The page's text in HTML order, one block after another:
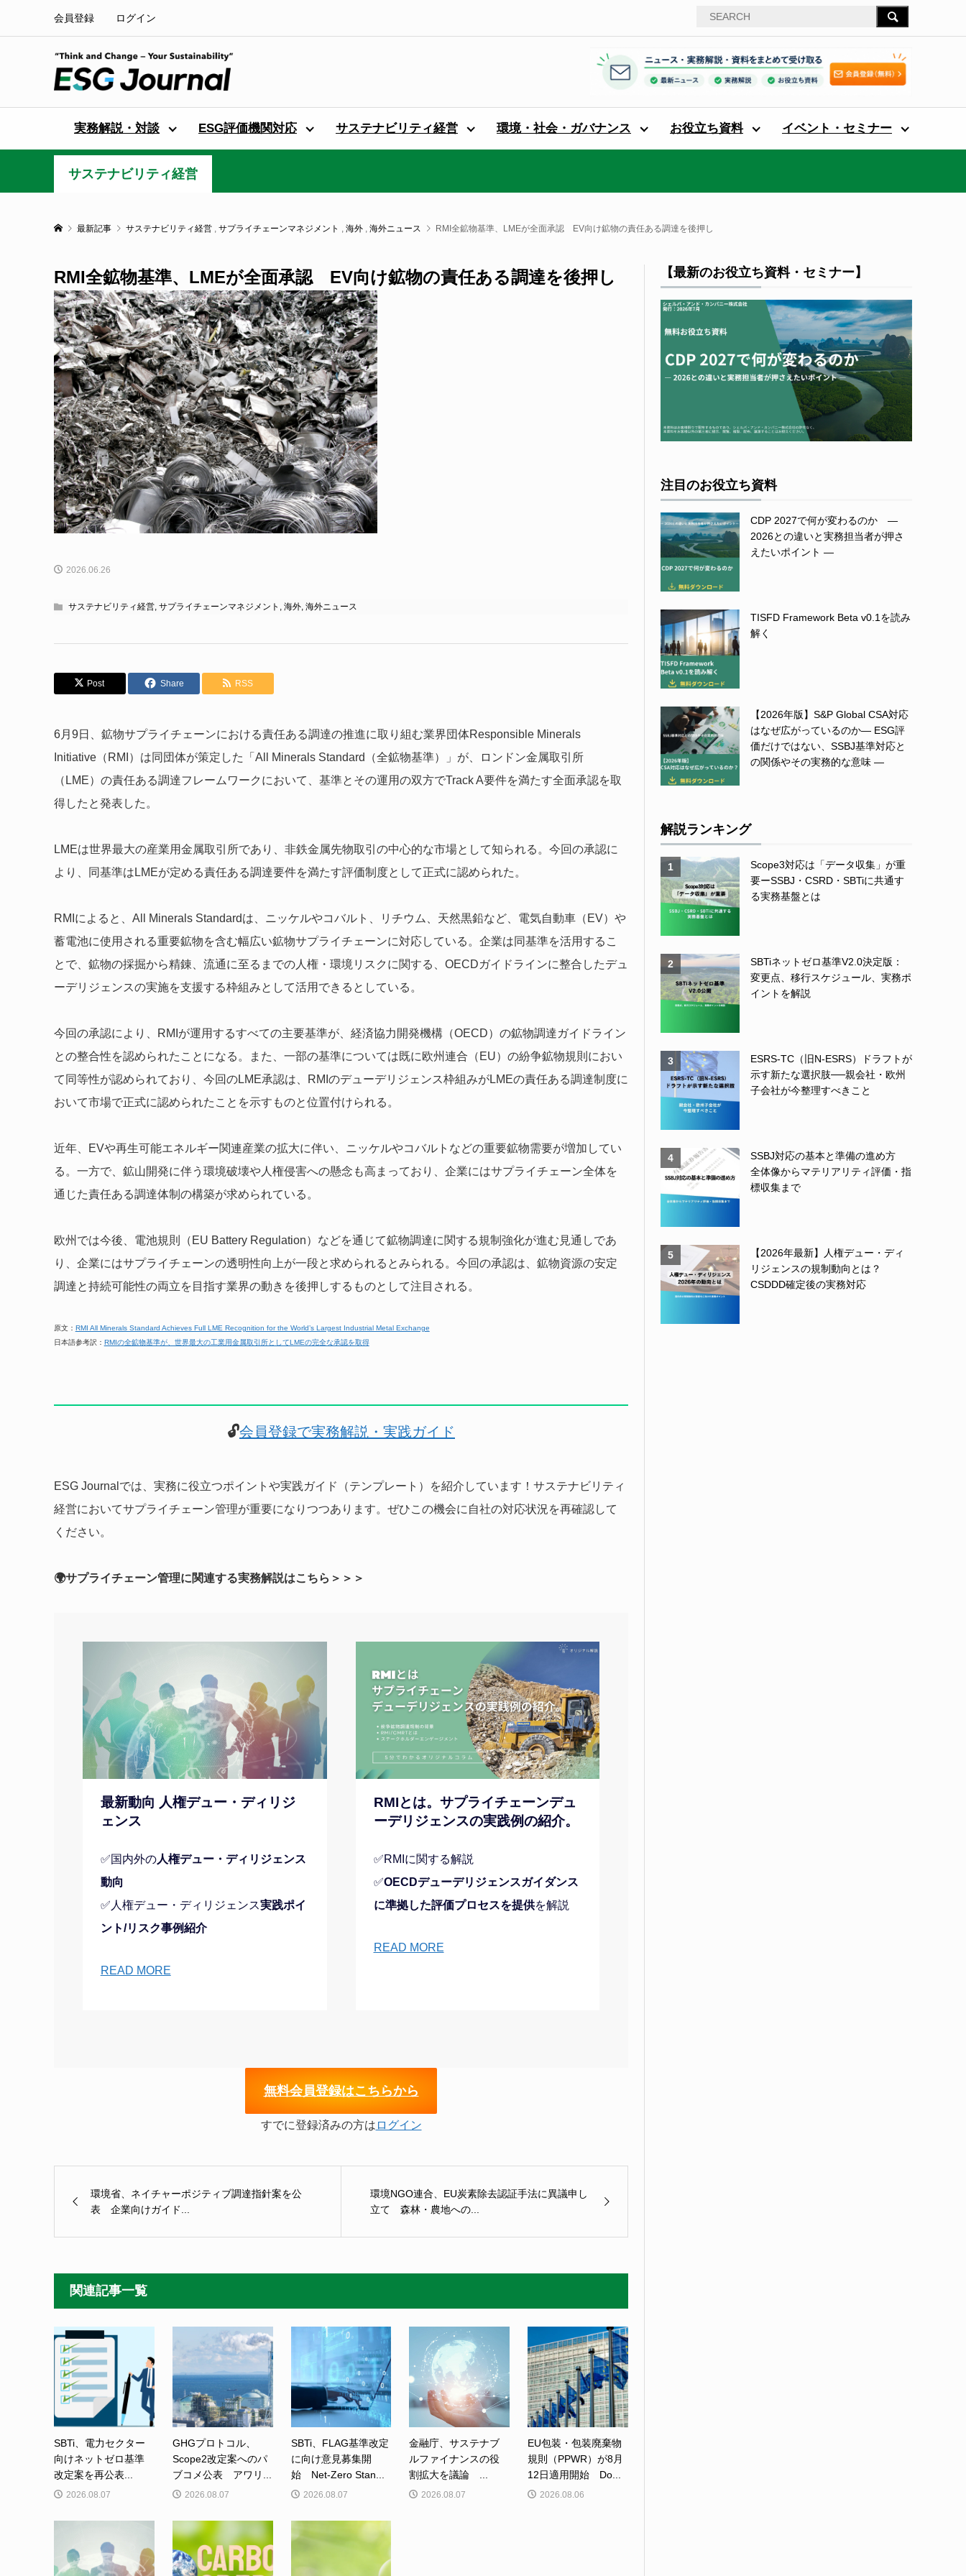
会員登録 ログイン
実務解説・対談 ESG評価機関対応 サステナビリティ経営 環境・社会・ガバナンス お役立ち資料 イベント・セミナー
サステナビリティ経営
最新記事 サステナビリティ経営 , サプライチェーンマネジメント , 海外 , 海外ニュース RMI全鉱物基準、LMEが全面承認 EV向け鉱物の責任ある調達を後押し
RMI全鉱物基準、LMEが全面承認 EV向け鉱物の責任ある調達を後押し
2026.06.26
サステナビリティ経営, サプライチェーンマネジメント 海外, 海外ニュース
Post Share RSS
6月9日、鉱物サプライチェーンにおける責任ある調達の推進に取り組む業界団体Responsible Minerals
Initiative（RMI）は同団体が策定した「All Minerals Standard（全鉱物基準）」が、ロンドン金属取引所
（LME）の責任ある調達フレームワークにおいて、基準とその運用の双方でTrack A要件を満たす全面承認を取
得したと発表した。
LMEは世界最大の産業用金属取引所であり、非鉄金属先物取引の中心的な市場として知られる。今回の承認に
より、同基準はLMEが定める責任ある調達要件を満たす評価制度として正式に認められた。
RMIによると、All Minerals Standardは、ニッケルやコバルト、リチウム、天然黒鉛など、電気自動車（EV）や
蓄電池に使用される重要鉱物を含む幅広い鉱物サプライチェーンに対応している。企業は同基準を活用するこ
とで、鉱物の採掘から精錬、流通に至るまでの人権・環境リスクに関する、OECDガイドラインに整合したデュ
ーデリジェンスの実施を支援する枠組みとして活用できるとしている。
今回の承認により、RMIが運用するすべての主要基準が、経済協力開発機構（OECD）の鉱物調達ガイドライン
との整合性を認められたことになる。また、一部の基準については既に欧州連合（EU）の紛争鉱物規則におい
て同等性が認められており、今回のLME承認は、RMIのデューデリジェンス枠組みがLMEの責任ある調達制度に
おいて市場で正式に認められたことを示すものと位置付けられる。
近年、EVや再生可能エネルギー関連産業の拡大に伴い、ニッケルやコバルトなどの重要鉱物需要が増加してい
る。一方で、鉱山開発に伴う環境破壊や人権侵害への懸念も高まっており、企業にはサプライチェーン全体を
通じた責任ある調達体制の構築が求められている。
欧州では今後、電池規則（EU Battery Regulation）などを通じて鉱物調達に関する規制強化が進む見通しであ
り、企業にはサプライチェーンの透明性向上が一段と求められるとみられる。今回の承認は、鉱物資源の安定
調達と持続可能性の両立を目指す業界の動きを後押しするものとして注目される。
原文： RMI All Minerals Standard Achieves Full LME Recognition for the World’s Largest Industrial Metal Exchange
日本語参考訳： RMIの全鉱物基準が、世界最大の工業用金属取引所としてLMEの完全な承認を取得
🔓会員登録で実務解説・実践ガイド
ESG Journalでは、実務に役立つポイントや実践ガイド（テンプレート）を紹介しています！サステナビリティ
経営においてサプライチェーン管理が重要になりつつあります。ぜひこの機会に自社の対応状況を再確認して
ください。
🌍サプライチェーン管理に関連する実務解説はこちら＞＞＞
最新動向 人権デュー・ディリジ
ェンス
✅国内外の人権デュー・ディリジェンス
動向
✅人権デュー・ディリジェンス実践ポイ
ント/リスク事例紹介
READ MORE
RMIとは。サプライチェーンデュ
ーデリジェンスの実践例の紹介。
✅RMIに関する解説
✅OECDデューデリジェンスガイダンス
に準拠した評価プロセスを提供を解説
READ MORE
無料会員登録はこちらから
すでに登録済みの方は ログイン
環境省、ネイチャーポジティブ調達指針案を公
表 企業向けガイド...
環境NGO連合、EU炭素除去認証手法に異議申し
立て 森林・農地への...
関連記事一覧
SBTi、電力セクター
向けネットゼロ基準
改定案を再公表...
2026.08.07
GHGプロトコル、
Scope2改定案へのパ
ブコメ公表 アワリ...
2026.08.07
SBTi、FLAG基準改定
に向け意見募集開
始 Net-Zero Stan...
2026.08.07
金融庁、サステナブ
ルファイナンスの役
割拡大を議論 ...
2026.08.07
EU包装・包装廃棄物
規則（PPWR）が8月
12日適用開始 Do...
2026.08.06
【最新のお役立ち資料・セミナー】
注目のお役立ち資料
CDP 2027で何が変わるのか ―
2026との違いと実務担当者が押さ
えたいポイント ―
TISFD Framework Beta v0.1を読み
解く
【2026年版】S&P Global CSA対応
はなぜ広がっているのか― ESG評
価だけではない、SSBJ基準対応と
の関係やその実務的な意味 ―
解説ランキング
1
Scope3対応は「データ収集」が重
要ーSSBJ・CSRD・SBTiに共通す
る実務基盤とは
2
SBTiネットゼロ基準V2.0決定版：
変更点、移行スケジュール、実務ポ
イントを解説
3
ESRS-TC（旧N-ESRS）ドラフトが
示す新たな選択肢──親会社・欧州
子会社が今整理すべきこと
4
SSBJ対応の基本と準備の進め方
全体像からマテリアリティ評価・指
標収集まで
5
【2026年最新】人権デュー・ディ
リジェンスの規制動向とは？
CSDDD確定後の実務対応